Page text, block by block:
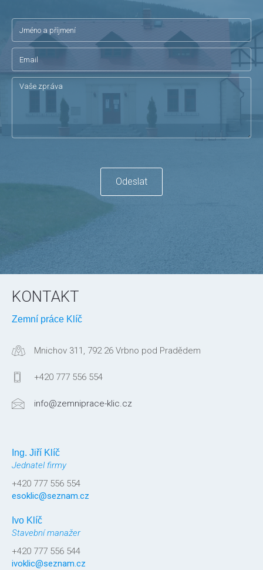
Odeslat
KONTAKT
Zemní práce Klíč
Mnichov 311, 792 26 Vrbno pod Pradědem
+420 777 556 554
info@zemniprace-klic.cz
Ing. Jiří Klíč
Jednatel firmy
+420 777 556 554
esoklic@seznam.cz
Ivo Klíč
Stavební manažer
+420 777 556 544
ivoklic@seznam.cz